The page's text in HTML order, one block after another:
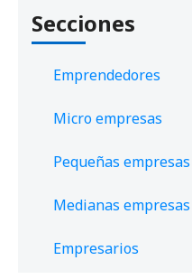
Secciones
Emprendedores
Micro empresas
Pequeñas empresas
Medianas empresas
Empresarios